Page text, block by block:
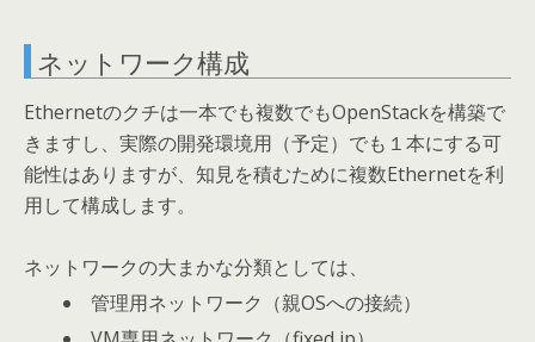
ネットワーク構成
Ethernetのクチは一本でも複数でもOpenStackを構築で
きますし、実際の開発環境用（予定）でも１本にする可
能性はありますが、知見を積むために複数Ethernetを利
用して構成します。
ネットワークの大まかな分類としては、
管理用ネットワーク（親OSへの接続）